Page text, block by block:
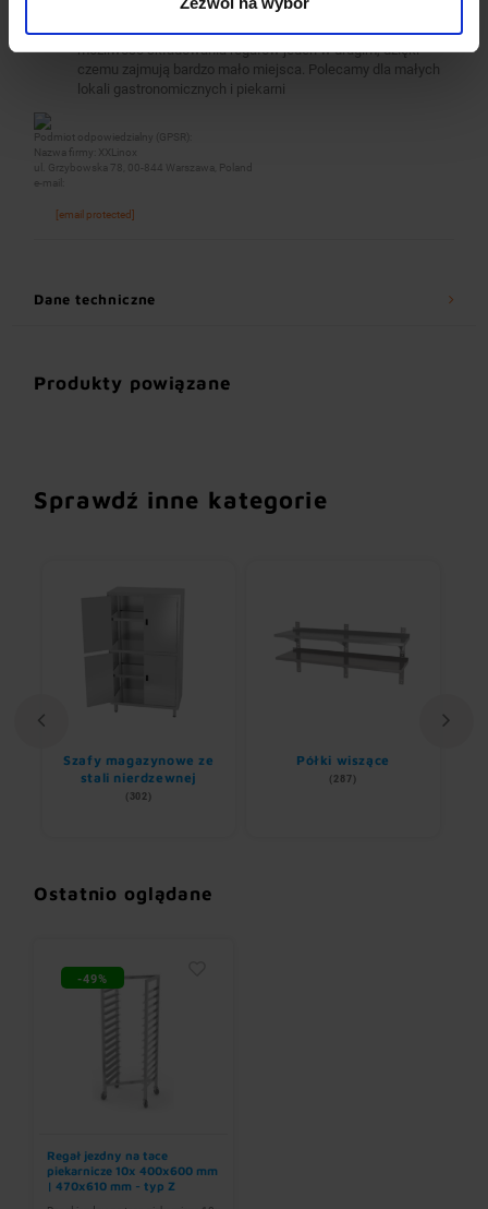
wymiary regału 470x610 dla tac piekarniczych o wymiarach
400x600,
możliwość składowania regałów jeden w drugim, dzięki
czemu zajmują bardzo mało miejsca. Polecamy dla małych
lokali gastronomicznych i piekarni
Podmiot odpowiedzialny (GPSR):
Nazwa firmy: XXLinox
ul. Grzybowska 78, 00-844 Warszawa, Poland
e-mail:
[email protected]
Dane techniczne
Produkty powiązane
Sprawdź inne kategorie
Szafy magazynowe ze
stali nierdzewnej
(302)
Półki wiszące
(287)
Ostatnio oglądane
-49%
Regał jezdny na tace
piekarnicze 10x 400x600 mm
| 470x610 mm - typ Z